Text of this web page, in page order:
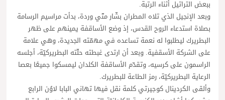
ببعض التراتيل أثناء الرتبة.
وبعد الإنجيل الذي تلاه المطران بشّار متّي وردة، بدأت مراسيم الرسامة
بصلاة استدعاء الروح القدس، إذ وضع الأساقفة يمينهم على ظهر
البطريرك ليطلبوا له نعمة تساعده في مهمّته الجديدة، وهي علامة
على الشركة الأسقفية. وبعد أن ارتدى غبطته حلّته البطريركيّة، أجلسه
الراسمون على كرسيه، وتقدّم الأساقفة الكلدان ليمسكوا جميعًا بعصا
الرعاية البطريركيّة، رمز الطاعة للبطريرك.
وألقى الكردينال كوجيرتي كلمة نقل فيها تهاني البابا لاوُن الرابع